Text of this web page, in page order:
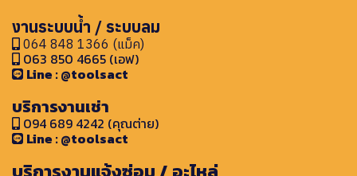
งานระบบน้ำ / ระบบลม
064 848 1366 (แม็ค)
063 850 4665 (เอฟ)
Line : @toolsact
บริการงานเช่า
094 689 4242 (คุณต่าย)
Line : @toolsact